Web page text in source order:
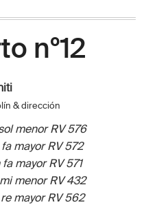
nº12
& dirección
menor RV 576
mayor RV 572
mayor RV 571
menor RV 432
mayor RV 562